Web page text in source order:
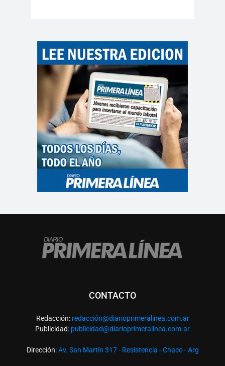
CONTACTO
Redacción: redacción@diarioprimeralinea.com.ar
Publicidad: publicidad@diarioprimeralinea.com.ar
Dirección:Av. San Martín 317 - Resistencia - Chaco - Arg